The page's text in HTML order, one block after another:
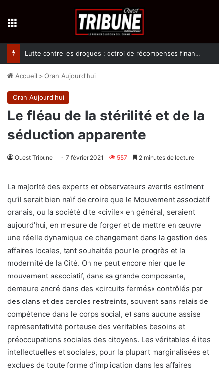
Lutte contre les drogues : octroi de récompenses financières aux dénonciateurs de trafiquants
Accueil > Oran Aujourd'hui
Oran Aujourd'hui
Le fléau de la stérilité et de la
séduction apparente
Ouest Tribune 7 février 2021 557 2 minutes de lecture
La majorité des experts et observateurs avertis estiment
qu’il serait bien naïf de croire que le Mouvement associatif
oranais, ou la société dite «civile» en général, seraient
aujourd’hui, en mesure de forger et de mettre en œuvre
une réelle dynamique de changement dans la gestion des
affaires locales, tant souhaitée pour le progrès et la
modernité de la Cité. On ne peut encore nier que le
mouvement associatif, dans sa grande composante,
demeure ancré dans des «circuits fermés» contrôlés par
des clans et des cercles restreints, souvent sans relais de
compétence dans le corps social, et sans aucune assise
représentativité porteuse des véritables besoins et
préoccupations sociales des citoyens. Les véritables élites
intellectuelles et sociales, pour la plupart marginalisées et
exclues de toute forme d’implication dans les affaires